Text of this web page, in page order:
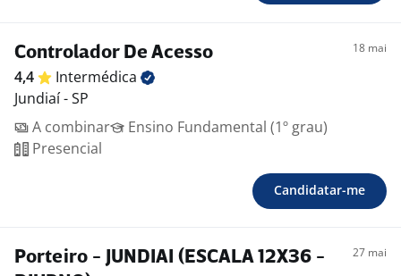
Controlador De Acesso 18 mai
4,4
Intermédica
Jundiaí - SP
A combinar
Ensino Fundamental (1º grau)
Presencial
Candidatar-me
Porteiro - JUNDIAI (ESCALA 12X36 -
27 mai